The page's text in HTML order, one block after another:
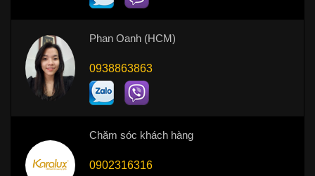
Phan Oanh (HCM)
0938863863
Chăm sóc khách hàng
0902316316